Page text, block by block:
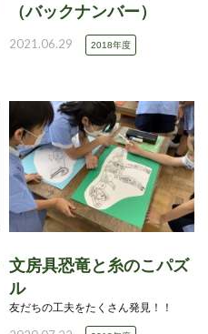
（バックナンバー）
2021.06.29 2018年度
文房具恐竜と糸のこパズ
ル
友だちの工夫をたくさん発見！！